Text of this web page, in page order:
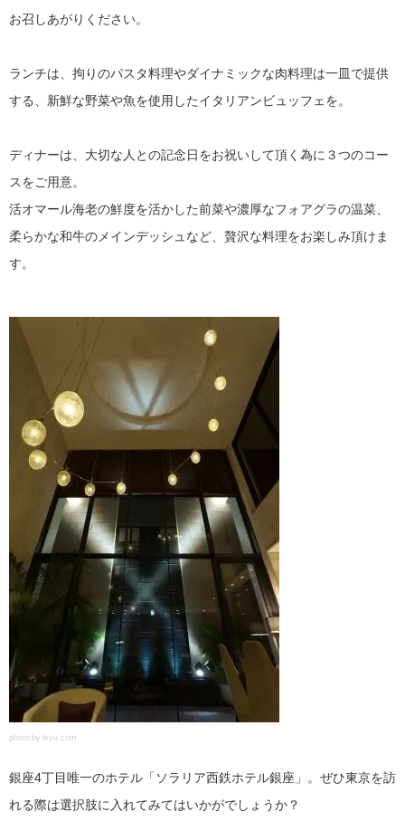
お召しあがりください。
ランチは、拘りのパスタ料理やダイナミックな肉料理は一皿で提供
する、新鮮な野菜や魚を使用したイタリアンビュッフェを。
ディナーは、大切な人との記念日をお祝いして頂く為に３つのコー
スをご用意。
活オマール海老の鮮度を活かした前菜や濃厚なフォアグラの温菜、
柔らかな和牛のメインデッシュなど、贅沢な料理をお楽しみ頂けま
す。
photo by ikyu.com
銀座4丁目唯一のホテル「ソラリア西鉄ホテル銀座」。ぜひ東京を訪
れる際は選択肢に入れてみてはいかがでしょうか？